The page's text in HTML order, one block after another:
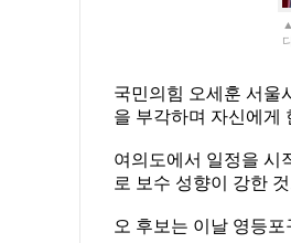
국민의힘 오세훈 서울
을 부각하며 자신에게
여의도에서 일정을 시
로 보수 성향이 강한
오 후보는 이날 영등